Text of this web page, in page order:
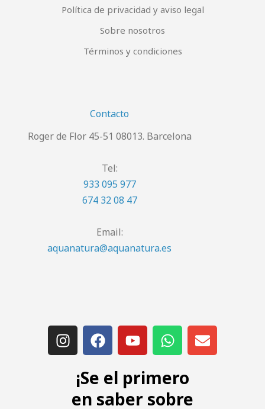
Política de privacidad y aviso legal
Sobre nosotros
Términos y condiciones
Contacto
Roger de Flor 45-51 08013. Barcelona
Tel:
933 095 977
674 32 08 47
Email:
aquanatura@aquanatura.es
¡Se el primero
en saber sobre